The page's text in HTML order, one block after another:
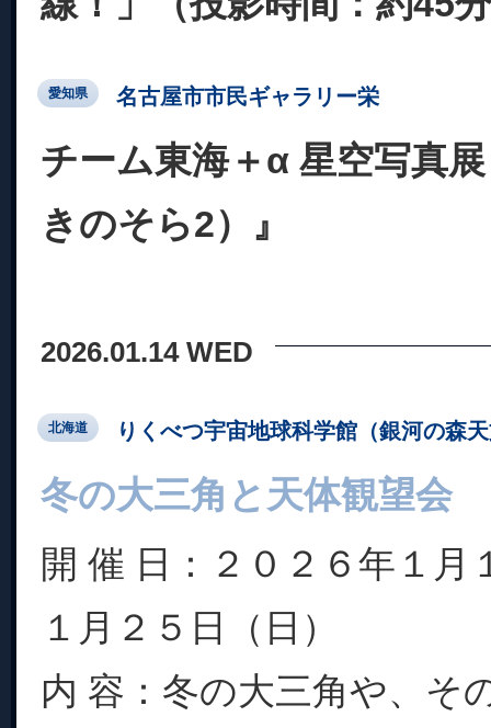
愛知県 名古屋市市民ギャラリー栄
チーム東海＋α 星空写真
きのそら2）』
2026.01.14 WED
北海道 りくべつ宇宙地球科学館（銀河の森
冬の大三角と天体観望会
開 催 日：２０２６年１月
１月２５日（日）
内 容：冬の大三角や、そ